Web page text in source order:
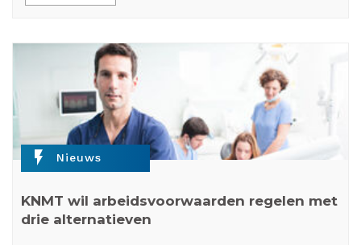
flash_on Nieuws
KNMT wil arbeidsvoorwaarden regelen met
drie alternatieven